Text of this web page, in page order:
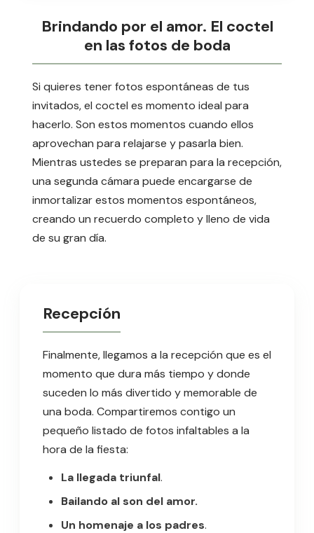
Brindando por el amor. El coctel
en las fotos de boda
Si quieres tener fotos espontáneas de tus
invitados, el coctel es momento ideal para
hacerlo. Son estos momentos cuando ellos
aprovechan para relajarse y pasarla bien.
Mientras ustedes se preparan para la recepción,
una segunda cámara puede encargarse de
inmortalizar estos momentos espontáneos,
creando un recuerdo completo y lleno de vida
de su gran día.
Recepción
Finalmente, llegamos a la recepción que es el
momento que dura más tiempo y donde
suceden lo más divertido y memorable de
una boda. Compartiremos contigo un
pequeño listado de fotos infaltables a la
hora de la fiesta:
La llegada triunfal.
Bailando al son del amor.
Un homenaje a los padres.